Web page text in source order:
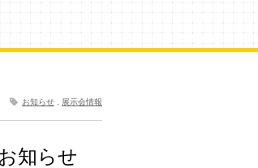
お知らせ 展示会情報
知らせ